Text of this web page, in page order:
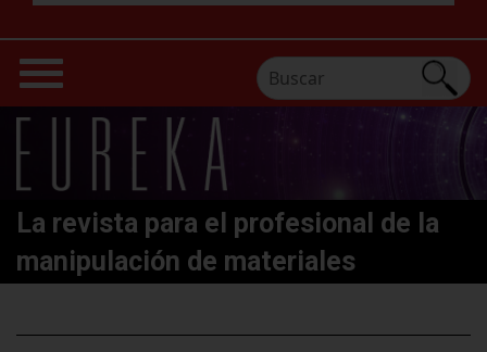
La revista para el profesional de la
manipulación de materiales